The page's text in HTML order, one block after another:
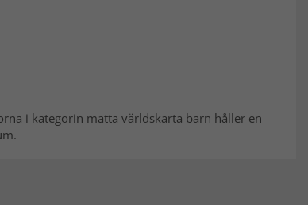
i kategorin matta världskarta barn håller en